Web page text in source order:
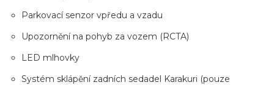
Parkovací senzor vpředu a vzadu
Upozornění na pohyb za vozem (RCTA)
LED mlhovky
Systém sklápění zadních sedadel Karakuri (pouze